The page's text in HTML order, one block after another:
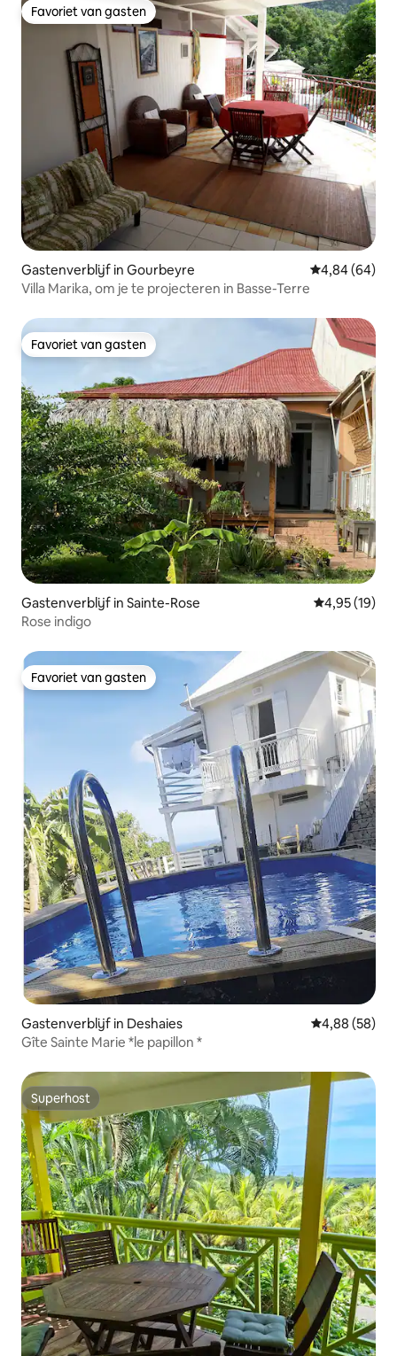
Favoriet van gasten
Favoriet van gasten
Gastenverblijf in Gourbeyre Gemiddelde
4,84 (64)
Villa Marika, om je te projecteren in Basse-Terre
Favoriet van gasten
Favoriet van gasten
Gastenverblijf in Sainte-Rose Gemiddelde
4,95 (19)
Rose indigo
Favoriet van gasten
Favoriet van gasten
Gastenverblijf in Deshaies Gemiddelde
4,88 (58)
Gîte Sainte Marie *le papillon *
Superhost
Superhost